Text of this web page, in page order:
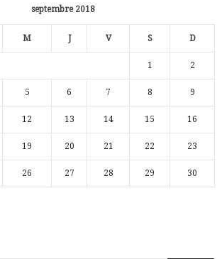
septembre 2018
M J V S D
1 2
5 6 7 8 9
12 13 14 15 16
19 20 21 22 23
26 27 28 29 30